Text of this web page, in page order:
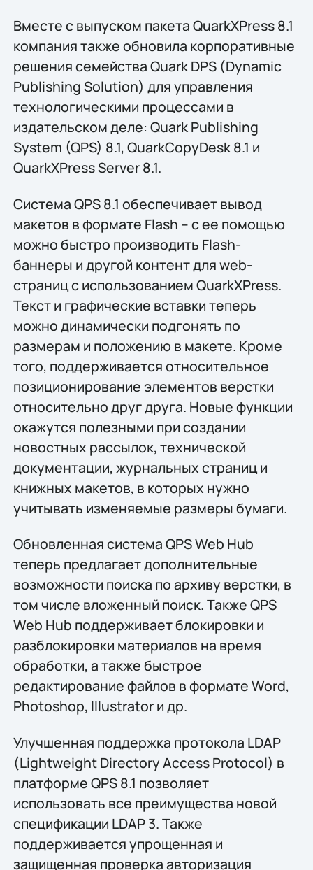
Вместе с выпуском пакета QuarkXPress 8.1
компания также обновила корпоративные
решения семейства Quark DPS (Dynamic
Publishing Solution) для управления
технологическими процессами в
издательском деле: Quark Publishing
System (QPS) 8.1, QuarkCopyDesk 8.1 и
QuarkXPress Server 8.1.
Система QPS 8.1 обеспечивает вывод
макетов в формате Flash – с ее помощью
можно быстро производить Flash-
баннеры и другой контент для web-
страниц с использованием QuarkXPress.
Текст и графические вставки теперь
можно динамически подгонять по
размерам и положению в макете. Кроме
того, поддерживается относительное
позиционирование элементов верстки
относительно друг друга. Новые функции
окажутся полезными при создании
новостных рассылок, технической
документации, журнальных страниц и
книжных макетов, в которых нужно
учитывать изменяемые размеры бумаги.
Обновленная система QPS Web Hub
теперь предлагает дополнительные
возможности поиска по архиву верстки, в
том числе вложенный поиск. Также QPS
Web Hub поддерживает блокировки и
разблокировки материалов на время
обработки, а также быстрое
редактирование файлов в формате Word,
Photoshop, Illustrator и др.
Улучшенная поддержка протокола LDAP
(Lightweight Directory Access Protocol) в
платформе QPS 8.1 позволяет
использовать все преимущества новой
спецификации LDAP 3. Также
поддерживается упрощенная и
защищенная проверка авторизация